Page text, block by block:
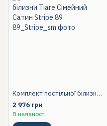
Комплект постільної білизни Tiare Сімейний Сатин Stripe 89
2 976 грн
В наявності